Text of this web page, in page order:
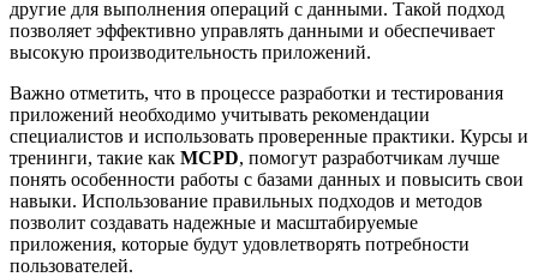
другие для выполнения операций с данными. Такой подход
позволяет эффективно управлять данными и обеспечивает
высокую производительность приложений.
Важно отметить, что в процессе разработки и тестирования
приложений необходимо учитывать рекомендации
специалистов и использовать проверенные практики. Курсы и
тренинги, такие как MCPD, помогут разработчикам лучше
понять особенности работы с базами данных и повысить свои
навыки. Использование правильных подходов и методов
позволит создавать надежные и масштабируемые
приложения, которые будут удовлетворять потребности
пользователей.